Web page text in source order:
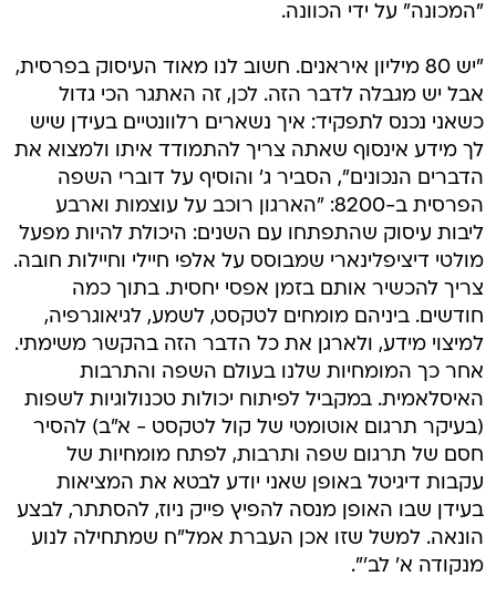
"המכונה" על ידי הכוונה.
"יש 80 מיליון איראנים. חשוב לנו מאוד העיסוק בפרסית,
אבל יש מגבלה לדבר הזה. לכן, זה האתגר הכי גדול
כשאני נכנס לתפקיד: איך נשארים רלוונטיים בעידן שיש
לך מידע אינסוף שאתה צריך להתמודד איתו ולמצוא את
הדברים הנכונים", הסביר ג' והוסיף על דוברי השפה
הפרסית ב-8200: "הארגון רוכב על עוצמות וארבע
ליבות עיסוק שהתפתחו עם השנים: היכולת להיות מפעל
מולטי דיציפלינארי שמבוסס על אלפי חיילי וחיילות חובה.
צריך להכשיר אותם בזמן אפסי יחסית. בתוך כמה
חודשים. ביניהם מומחים לטקסט, לשמע, לגיאוגרפיה,
למיצוי מידע, ולארגן את כל הדבר הזה בהקשר משימתי.
אחר כך המומחיות שלנו בעולם השפה והתרבות
האיסלאמית. במקביל לפיתוח יכולות טכנולוגיות לשפות
(בעיקר תרגום אוטומטי של קול לטקסט - א"ב) להסיר
חסם של תרגום שפה ותרבות, לפתח מומחיות של
עקבות דיגיטל באופן שאני יודע לבטא את המציאות
בעידן שבו האופן מנסה להפיץ פייק ניוז, להסתתר, לבצע
הונאה. למשל שזו אכן העברת אמל"ח שמתחילה לנוע
מנקודה א' לב'".